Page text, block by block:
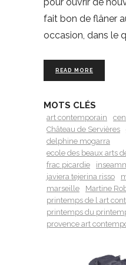
fait bon de flâner
occasion, dans le
READ MORE
MOTS CLÉS
art contemporain
Château de Servières
delphine mogarra
ecole des beaux arts
frac picardie
javiera tejerina risso
marseille
Martine
printemps de l art
printemps du
provence art